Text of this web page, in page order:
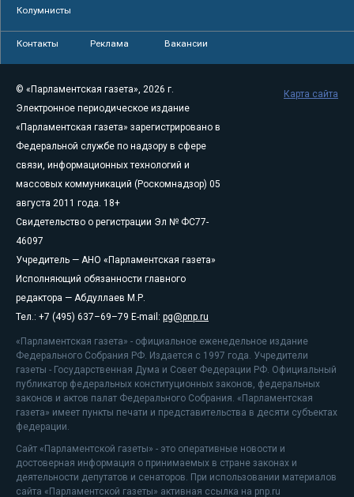
Колумнисты
Контакты Реклама Вакансии
© «Парламентская газета», 2026 г.
Электронное периодическое издание
«Парламентская газета» зарегистрировано в
Федеральной службе по надзору в сфере
связи, информационных технологий и
массовых коммуникаций (Роскомнадзор) 05
августа 2011 года. 18+
Свидетельство о регистрации Эл № ФС77-
46097
Учредитель — АНО «Парламентская газета»
Исполняющий обязанности главного
редактора — Абдуллаев М.Р.
Тел.: +7 (495) 637–69–79 E-mail: pg@pnp.ru
«Парламентская газета» - официальное еженедельное издание
Федерального Собрания РФ. Издается с 1997 года. Учредители
газеты - Государственная Дума и Совет Федерации РФ. Официальный
публикатор федеральных конституционных законов, федеральных
законов и актов палат Федерального Собрания. «Парламентская
газета» имеет пункты печати и представительства в десяти субъектах
федерации.
Сайт «Парламентской газеты» - это оперативные новости и
достоверная информация о принимаемых в стране законах и
деятельности депутатов и сенаторов. При использовании материалов
сайта «Парламентской газеты» активная ссылка на pnp.ru
Карта сайта